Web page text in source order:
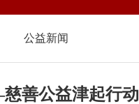
公益新闻
善公益津起行动